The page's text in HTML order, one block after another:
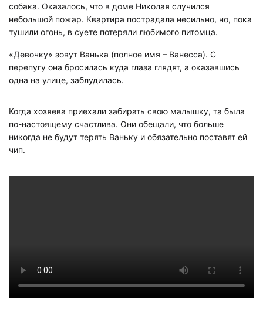
собака. Оказалось, что в доме Николая случился
небольшой пожар. Квартира пострадала несильно, но, пока
тушили огонь, в суете потеряли любимого питомца.
«Девочку» зовут Ванька (полное имя – Ванесса). С
перепугу она бросилась куда глаза глядят, а оказавшись
одна на улице, заблудилась.
Когда хозяева приехали забирать свою малышку, та была
по-настоящему счастлива. Они обещали, что больше
никогда не будут терять Ваньку и обязательно поставят ей
чип.